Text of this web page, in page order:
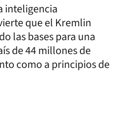
inteligencia
que el Kremlin
las bases para una
de 44 millones de
como a principios de